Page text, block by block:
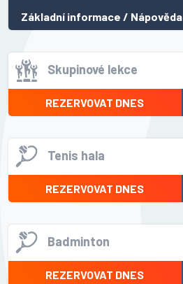
Základní informace / Nápověda
Skupinové lekce
REZERVOVAT DNES
Tenis hala
REZERVOVAT DNES
Badminton
REZERVOVAT DNES